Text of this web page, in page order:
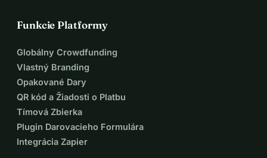
Funkcie Platformy
Globálny Crowdfunding
Vlastný Branding
Opakované Dary
QR kód a Žiadosti o Platbu
Tímová Zbierka
Plugin Darovacieho Formulára
Integrácia Zapier